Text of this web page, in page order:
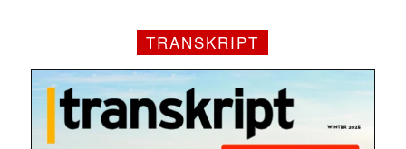
TRANSKRIPT